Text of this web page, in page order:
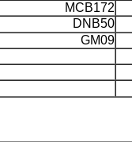
MCB172
DNB50
GM09